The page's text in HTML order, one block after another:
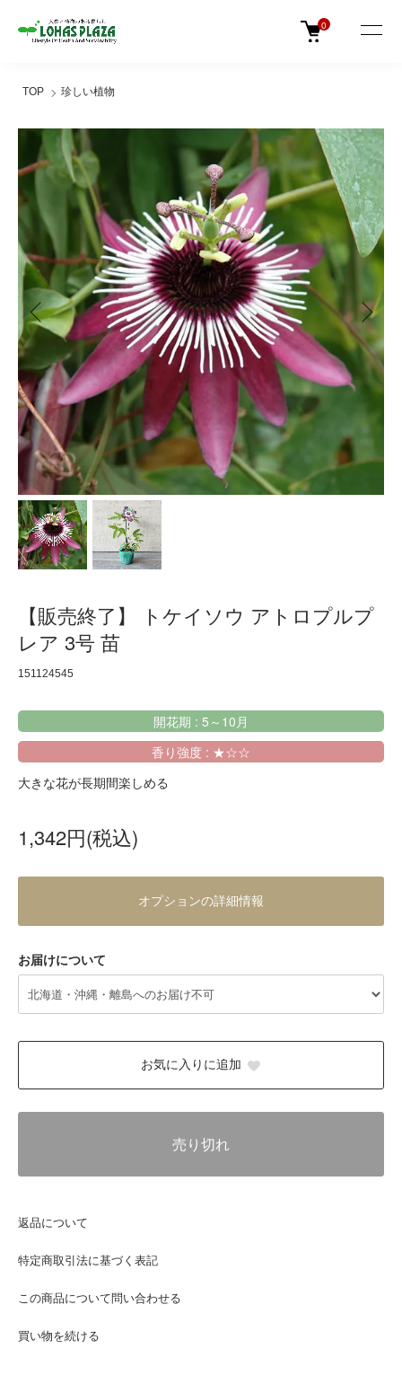
0
TOP 珍しい植物
【販売終了】 トケイソウ アトロプルプ
レア 3号 苗
151124545
開花期 : 5～10月
香り強度 : ★☆☆
大きな花が長期間楽しめる
1,342円(税込)
オプションの詳細情報
お届けについて
お気に入りに追加
売り切れ
返品について
特定商取引法に基づく表記
この商品について問い合わせる
買い物を続ける